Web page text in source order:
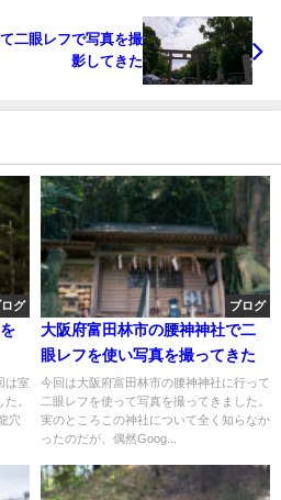
二眼レフで写真を撮
影してきた
ログ
は室
。
穴
ブログ
大阪府富田林市の腰神神社で二
眼レフを使い写真を撮ってきた
今回は大阪府富田林市の腰神神社に行って
二眼レフを使って写真を撮ってきました。
実のところこの神社について全く知らなか
ったのだが、偶然Goog...